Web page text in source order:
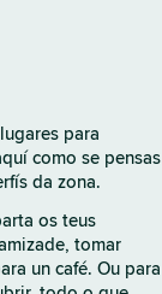
para
como se pensas
da zona.
os teus
tomar
un café. Ou para